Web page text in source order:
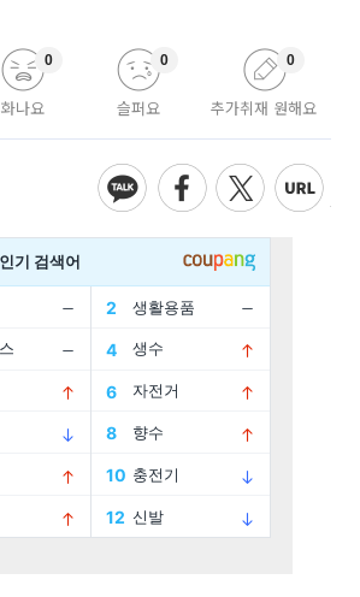
화나요
0
슬퍼요
0
추가취재 원해요
0